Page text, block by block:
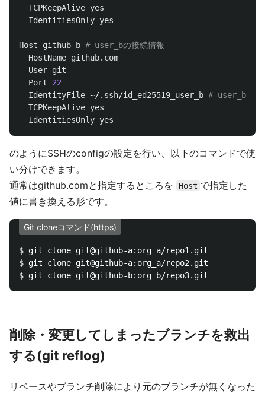
TCPKeepAlive yes
IdentitiesOnly yes
Host github- b
HostName github. com
User git
Port
22
IdentityFile ~/. ssh/id_ed25519_user_b
TCPKeepAlive yes
IdentitiesOnly yes
のようにSSHのconfigの設定を行い、以下のコマンドで使
い分けできます。
通常はgithub.comと指定するところを
Host で指定した
値に書き換える形です。
Git cloneコマンド(https)
$
$
$
削除・変更してしまったブランチを救出
する(git reflog)
リベースやブランチ削除により元のブランチが無くなった